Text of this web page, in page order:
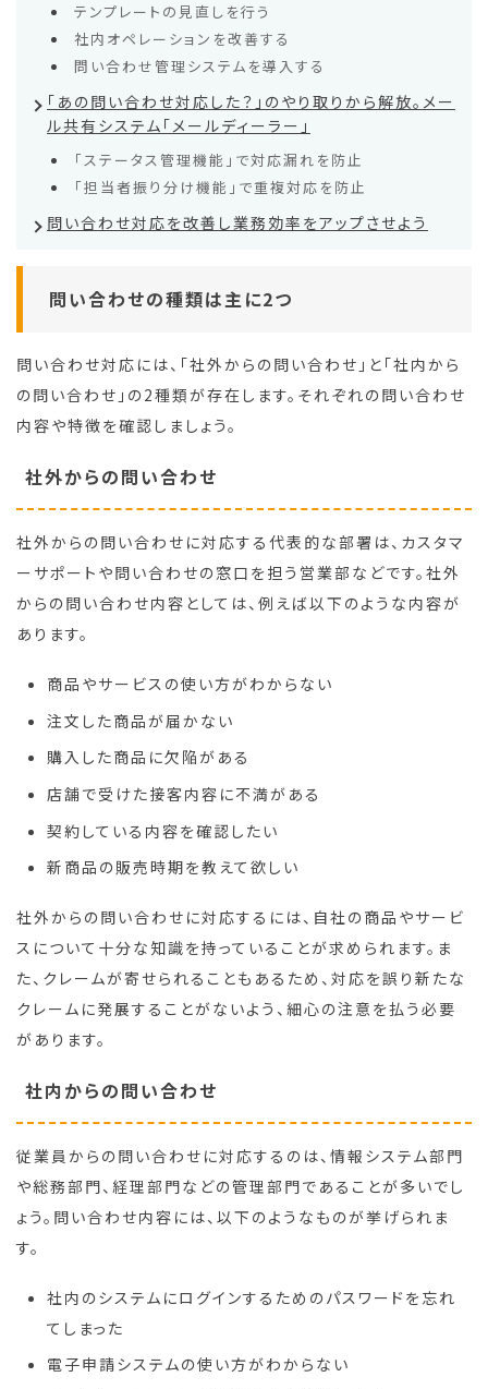
テンプレートの見直しを行う
社内オペレーションを改善する
問い合わせ管理システムを導入する
「あの問い合わせ対応した？」のやり取りから解放。メー
ル共有システム「メールディーラー」
「ステータス管理機能」で対応漏れを防止
「担当者振り分け機能」で重複対応を防止
問い合わせ対応を改善し業務効率をアップさせよう
問い合わせの種類は主に2つ
問い合わせ対応には、「社外からの問い合わせ」と「社内から
の問い合わせ」の2種類が存在します。それぞれの問い合わせ
内容や特徴を確認しましょう。
社外からの問い合わせ
社外からの問い合わせに対応する代表的な部署は、カスタマ
ーサポートや問い合わせの窓口を担う営業部などです。社外
からの問い合わせ内容としては、例えば以下のような内容が
あります。
商品やサービスの使い方がわからない
注文した商品が届かない
購入した商品に欠陥がある
店舗で受けた接客内容に不満がある
契約している内容を確認したい
新商品の販売時期を教えて欲しい
社外からの問い合わせに対応するには、自社の商品やサービ
スについて十分な知識を持っていることが求められます。ま
た、クレームが寄せられることもあるため、対応を誤り新たな
クレームに発展することがないよう、細心の注意を払う必要
があります。
社内からの問い合わせ
従業員からの問い合わせに対応するのは、情報システム部門
や総務部門、経理部門などの管理部門であることが多いでし
ょう。問い合わせ内容には、以下のようなものが挙げられま
す。
社内のシステムにログインするためのパスワードを忘れ
てしまった
電子申請システムの使い方がわからない